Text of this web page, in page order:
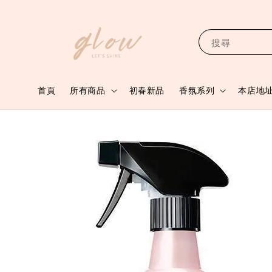
搜尋
首頁 所有商品 初春新品 香氛系列 本店地